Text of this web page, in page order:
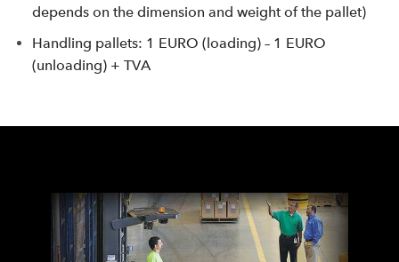
depends on the dimension and weight of the pallet)
Handling pallets: 1 EURO (loading) – 1 EURO
(unloading) + TVA